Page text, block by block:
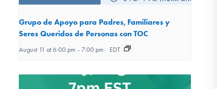
Grupo de Apoyo para Padres, Familiares y
Seres Queridos de Personas con TOC
August 11 at 6:00 pm - 7:00 pm EDT